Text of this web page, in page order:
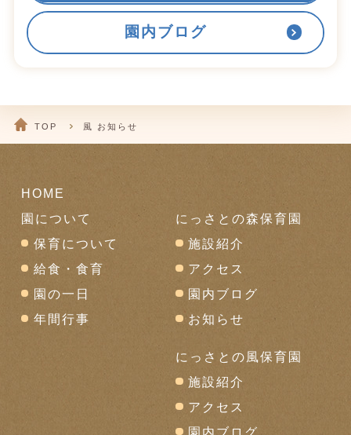
園内ブログ
TOP 風 お知らせ
HOME
園について
保育について
給食・食育
園の一日
年間行事
にっさとの森保育園
施設紹介
アクセス
園内ブログ
お知らせ
にっさとの風保育園
施設紹介
アクセス